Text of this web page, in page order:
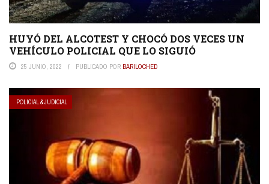
HUYÓ DEL ALCOTEST Y CHOCÓ DOS VECES UN
VEHÍCULO POLICIAL QUE LO SIGUIÓ
25 JUNIO, 2022 PUBLICADO POR BARILOCHED
POLICIAL & JUDICIAL